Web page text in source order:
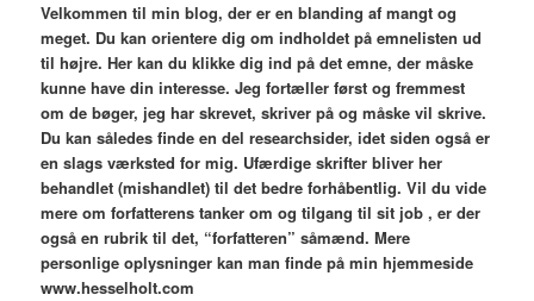
Velkommen til min blog, der er en blanding af mangt og
meget. Du kan orientere dig om indholdet på emnelisten ud
til højre. Her kan du klikke dig ind på det emne, der måske
kunne have din interesse. Jeg fortæller først og fremmest
om de bøger, jeg har skrevet, skriver på og måske vil skrive.
Du kan således finde en del researchsider, idet siden også er
en slags værksted for mig. Ufærdige skrifter bliver her
behandlet (mishandlet) til det bedre forhåbentlig. Vil du vide
mere om forfatterens tanker om og tilgang til sit job , er der
også en rubrik til det, “forfatteren” såmænd. Mere
personlige oplysninger kan man finde på min hjemmeside
www.hesselholt.com